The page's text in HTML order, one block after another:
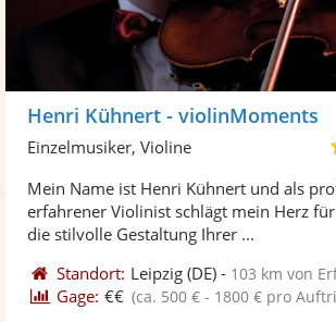
Henri Kühnert - violinMoments
Einzelmusiker, Violine
Mein Name ist Henri Kühnert und als
erfahrener Violinist schlägt mein Herz
die stilvolle Gestaltung Ihrer ...
Standort: Leipzig (DE) - 103 km von
Gage: €€ (ca. 500 € - 1800 € pro